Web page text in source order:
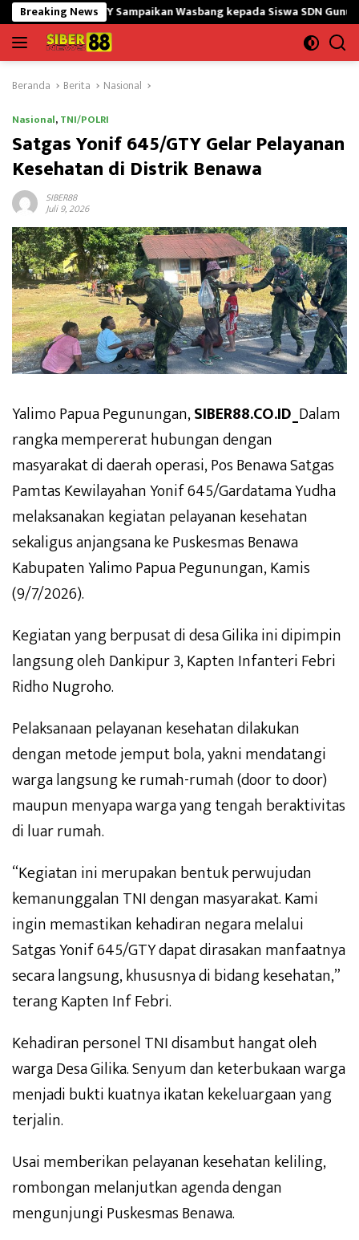
Langsung
ke
konten
Breaking News
Sampaikan Wasbang kepada Siswa SDN Gunung Susu
Beranda Berita Nasional
Nasional,TNI/POLRI
Satgas Yonif 645/GTY Gelar Pelayanan
Kesehatan di Distrik Benawa
SIBER88
Juli 9, 2026
Yalimo Papua Pegunungan,SIBER88.CO.ID_Dalam
rangka mempererat hubungan dengan
masyarakat di daerah operasi, Pos Benawa Satgas
Pamtas Kewilayahan Yonif 645/Gardatama Yudha
melaksanakan kegiatan pelayanan kesehatan
sekaligus anjangsana ke Puskesmas Benawa
Kabupaten Yalimo Papua Pegunungan, Kamis
(9/7/2026).
Kegiatan yang berpusat di desa Gilika ini dipimpin
langsung oleh Dankipur 3, Kapten Infanteri Febri
Ridho Nugroho.
Pelaksanaan pelayanan kesehatan dilakukan
dengan metode jemput bola, yakni mendatangi
warga langsung ke rumah-rumah (door to door)
maupun menyapa warga yang tengah beraktivitas
di luar rumah.
“Kegiatan ini merupakan bentuk perwujudan
kemanunggalan TNI dengan masyarakat. Kami
ingin memastikan kehadiran negara melalui
Satgas Yonif 645/GTY dapat dirasakan manfaatnya
secara langsung, khususnya di bidang kesehatan,”
terang Kapten Inf Febri.
Kehadiran personel TNI disambut hangat oleh
warga Desa Gilika. Senyum dan keterbukaan warga
menjadi bukti kuatnya ikatan kekeluargaan yang
terjalin.
Usai memberikan pelayanan kesehatan keliling,
rombongan melanjutkan agenda dengan
mengunjungi Puskesmas Benawa.